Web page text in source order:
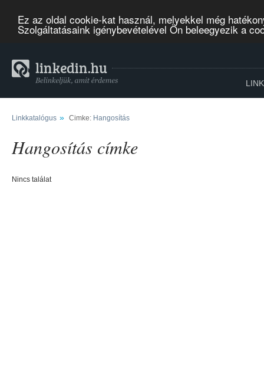
Ez az oldal cookie-kat használ, melyekkel még
Szolgáltatásaink igénybevételével Ön beleegyezik a
Linkkatalógus » Cimke: Hangosítás
Hangosítás címke
Nincs találat